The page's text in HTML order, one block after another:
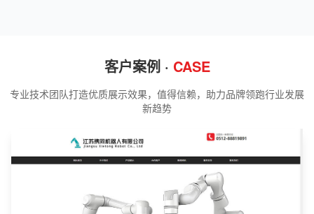
客户案例 · CASE
专业技术团队打造优质展示效果，值得信赖，助力品牌领跑行业发展
新趋势